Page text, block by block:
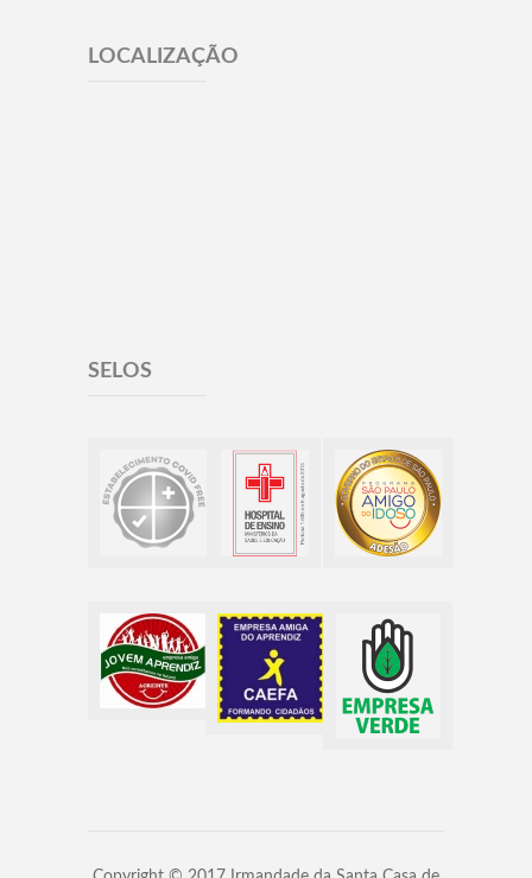
LOCALIZAÇÃO
SELOS